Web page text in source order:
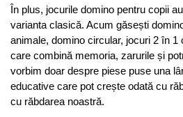
În plus, jocurile domino pentru copii
varianta clasică. Acum găsești
animale, domino circular, jocuri 2 în 1
care combină memoria, zarurile și
vorbim doar despre piese puse una
educative care pot crește odată cu
cu răbdarea noastră.